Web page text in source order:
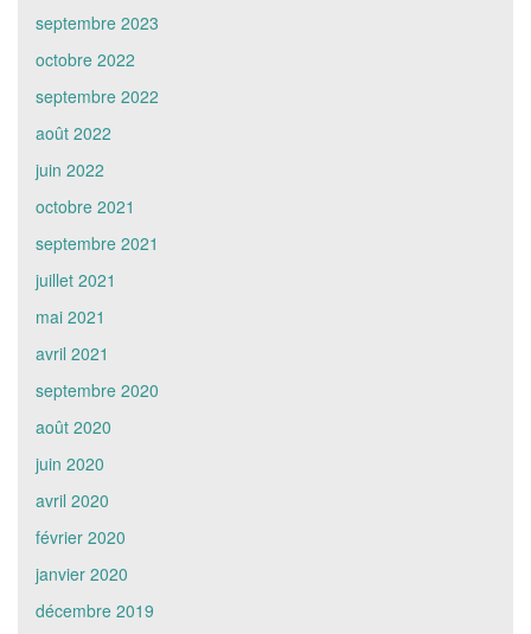
septembre 2023
octobre 2022
septembre 2022
août 2022
juin 2022
octobre 2021
septembre 2021
juillet 2021
mai 2021
avril 2021
septembre 2020
août 2020
juin 2020
avril 2020
février 2020
janvier 2020
décembre 2019